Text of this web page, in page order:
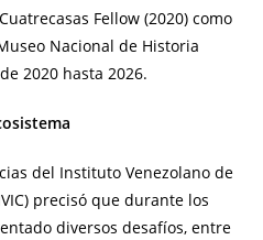
Fellow (2020) como
Nacional de Historia
2020 hasta 2026.
del Instituto Venezolano de
precisó que durante los
diversos desafíos, entre